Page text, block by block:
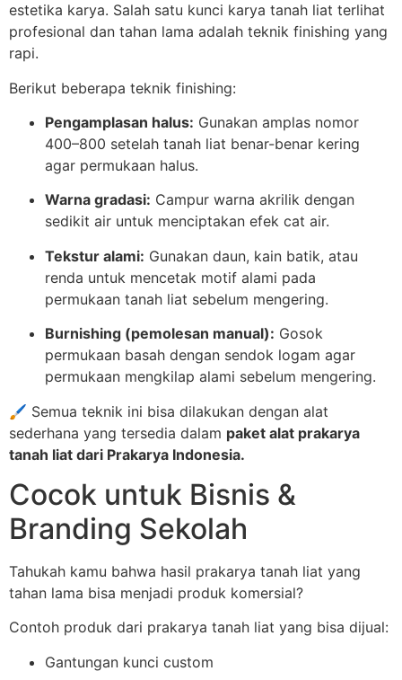
estetika karya. Salah satu kunci karya tanah liat terlihat
profesional dan tahan lama adalah teknik finishing yang
rapi.
Berikut beberapa teknik finishing:
Pengamplasan halus: Gunakan amplas nomor
400–800 setelah tanah liat benar-benar kering
agar permukaan halus.
Warna gradasi: Campur warna akrilik dengan
sedikit air untuk menciptakan efek cat air.
Tekstur alami: Gunakan daun, kain batik, atau
renda untuk mencetak motif alami pada
permukaan tanah liat sebelum mengering.
Burnishing (pemolesan manual): Gosok
permukaan basah dengan sendok logam agar
permukaan mengkilap alami sebelum mengering.
🖌️ Semua teknik ini bisa dilakukan dengan alat
sederhana yang tersedia dalam paket alat prakarya
tanah liat dari Prakarya Indonesia.
Cocok untuk Bisnis &
Branding Sekolah
Tahukah kamu bahwa hasil prakarya tanah liat yang
tahan lama bisa menjadi produk komersial?
Contoh produk dari prakarya tanah liat yang bisa dijual:
Gantungan kunci custom